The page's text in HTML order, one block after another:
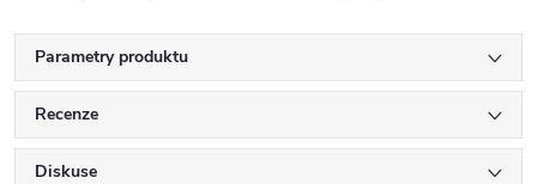
Parametry produktu
Recenze
Diskuse